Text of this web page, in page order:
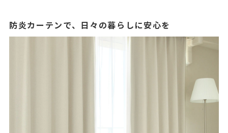
防炎カーテンで、日々の暮らしに安心を